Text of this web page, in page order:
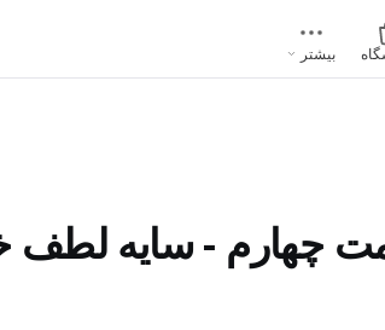
بیشتر
چهارم - سایه لطف